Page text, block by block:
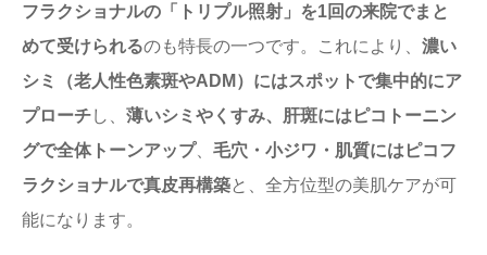
フラクショナルの「トリプル照射」を1回の来院でまと
めて受けられるのも特長の一つです。これにより、 濃い
シミ（老人性色素斑やADM）にはスポットで集中的にア
プローチし、 薄いシミやくすみ、肝斑にはピコトーニン
グで全体トーンアップ、 毛穴・小ジワ・肌質にはピコフ
ラクショナルで真皮再構築と、全方位型の美肌ケアが可
能になります。